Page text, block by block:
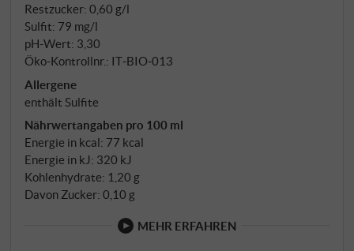
Restzucker: 0,60 g/l
Sulfit: 79 mg/l
pH-Wert: 3,30
Öko-Kontrollnr.: IT‑BIO‑013
Allergene
enthält Sulfite
Nährwertangaben pro 100 ml
Energie in kcal: 77 kcal
Energie in kJ: 320 kJ
Kohlenhydrate: 1,20 g
Davon Zucker: 0,10 g
MEHR ERFAHREN